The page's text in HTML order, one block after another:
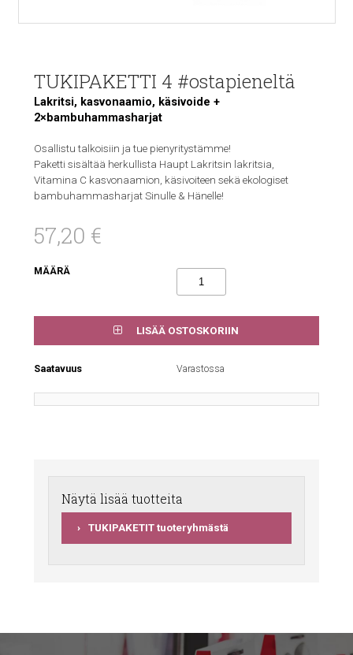
TUKIPAKETTI 4 #ostapieneltä
Lakritsi, kasvonaamio, käsivoide +
2×bambuhammasharjat
Osallistu talkoisiin ja tue pienyritystämme!
Paketti sisältää herkullista Haupt Lakritsin lakritsia,
Vitamina C kasvonaamion, käsivoiteen sekä ekologiset
bambuhammasharjat Sinulle & Hänelle!
57,20 €
MÄÄRÄ
LISÄÄ OSTOSKORIIN
Saatavuus Varastossa
Näytä lisää tuotteita
TUKIPAKETIT tuoteryhmästä